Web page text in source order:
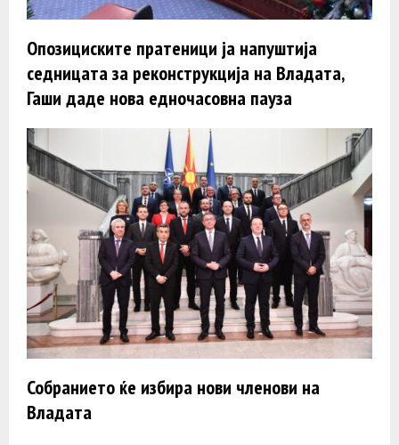
Опозициските пратеници ја напуштија
седницата за реконструкција на Владата,
Гаши даде нова едночасовна пауза
Собранието ќе избира нови членови на
Владата